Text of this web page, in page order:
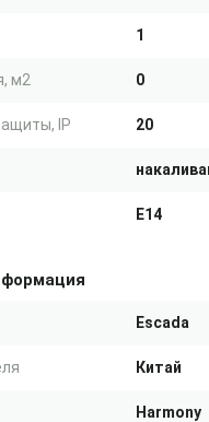
1
м2 0
IP 20
E14
Escada
Китай
Harmony